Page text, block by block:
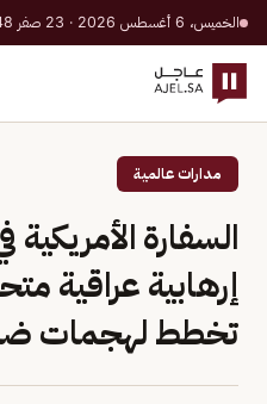
الخميس، 6 أغسطس 2026 · 23 صفر 1448 هـ
مدارات عالمية
السفارة الأمريكية
إرهابية عراقية
تخطط لهجمات ضد